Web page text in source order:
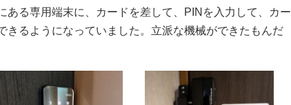
ある専用端末に、カードを差して、PINを入力して、カー
きるようになっていました。立派な機械ができたもんだ